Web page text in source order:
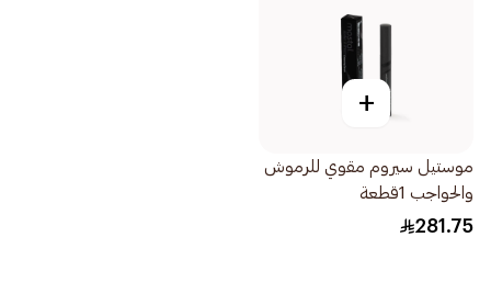
+
موستيل سيروم مقوي للرموش
والحواجب 1قطعة
281.75